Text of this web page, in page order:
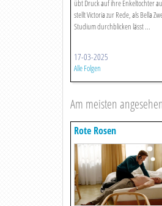
übt Druck auf ihre Enkeltochter
stellt Victoria zur Rede, als Bella
Studium durchblicken lässt ...
17-03-2025
Alle Folgen
Am meisten
Rote Rosen